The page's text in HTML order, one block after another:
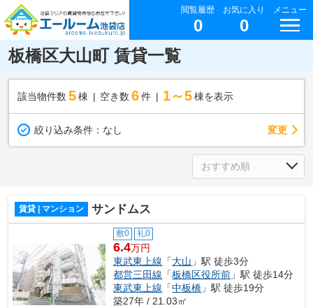
閲覧履歴
0
お気に入り
0
メニュー
板橋区大山町 賃貸一覧
該当物件数 5棟 空き数 6 件 1～5 棟を表示
絞り込み条件： なし 変更
賃貸 | マンション サンドムス
敷0 礼0
6.4万円
東武東上線 「大山 」駅 徒歩3分
都営三田線 「板橋区役所前 」駅 徒歩14分
東武東上線 「中板橋 」駅 徒歩19分
築27年 / 21.03㎡